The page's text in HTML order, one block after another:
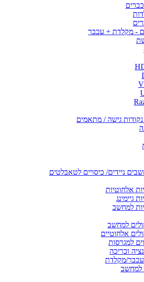
- מקלדת + עכבר
גישה / מתאמים
ניידים/ כיסויים לטאבלטים
אלחוטיות
גיימינג
למחשב
למחשב
אלחוטיים
למגרסות
וכריכה
מקלדת
למחשב